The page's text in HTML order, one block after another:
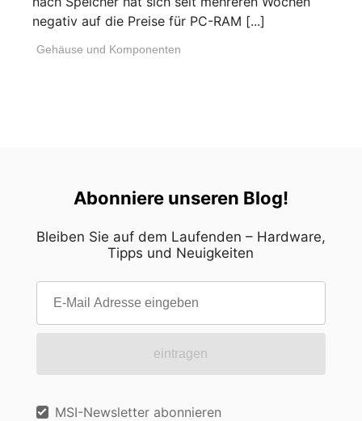
negativ auf die Preise für PC-RAM [...]
Gehäuse und Komponenten
Abonniere unseren Blog!
Bleiben Sie auf dem Laufenden – Hardware,
Tipps und Neuigkeiten
eintragen
MSI-Newsletter abonnieren